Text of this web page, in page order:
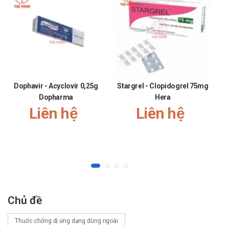
Dophavir - Acyclovir 0,25g
Dopharma
Liên hệ
Stargrel - Clopidogrel 75mg
Hera
Liên hệ
Chủ đề
Thuốc chống dị ứng dạng dùng ngoài